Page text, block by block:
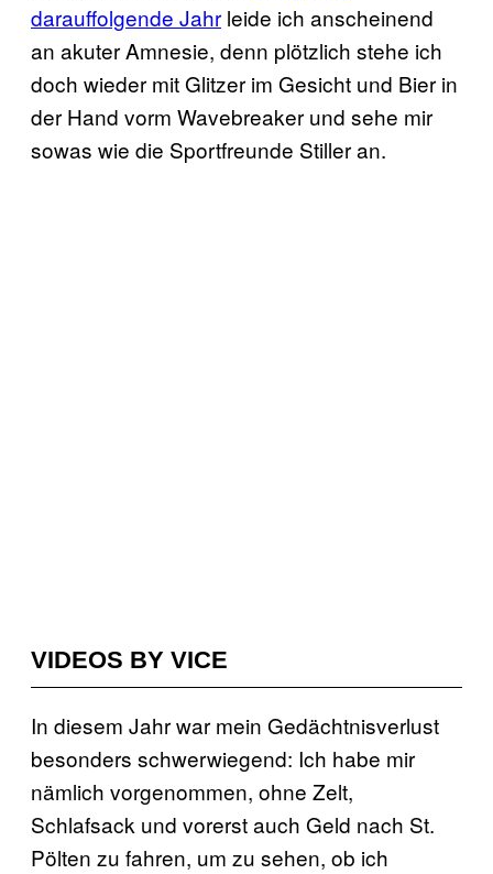
darauffolgende Jahr leide ich anscheinend
an akuter Amnesie, denn plötzlich stehe ich
doch wieder mit Glitzer im Gesicht und Bier in
der Hand vorm Wavebreaker und sehe mir
sowas wie die Sportfreunde Stiller an.
VIDEOS BY VICE
In diesem Jahr war mein Gedächtnisverlust
besonders schwerwiegend: Ich habe mir
nämlich vorgenommen, ohne Zelt,
Schlafsack und vorerst auch Geld nach St.
Pölten zu fahren, um zu sehen, ob ich